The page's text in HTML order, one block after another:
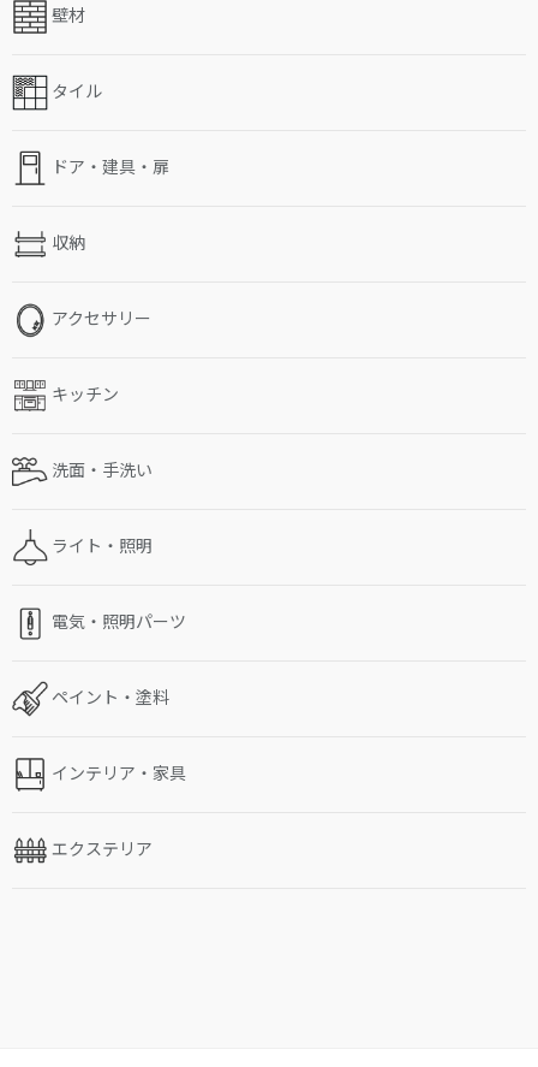
壁材
タイル
ドア・建具・扉
収納
アクセサリー
キッチン
洗面・手洗い
ライト・照明
電気・照明パーツ
ペイント・塗料
インテリア・家具
エクステリア